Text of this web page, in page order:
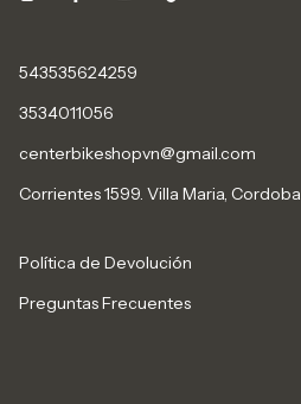
543535624259
3534011056
centerbikeshopvn@gmail.com
Corrientes 1599. Villa Maria, Cordoba
Política de Devolución
Preguntas Frecuentes